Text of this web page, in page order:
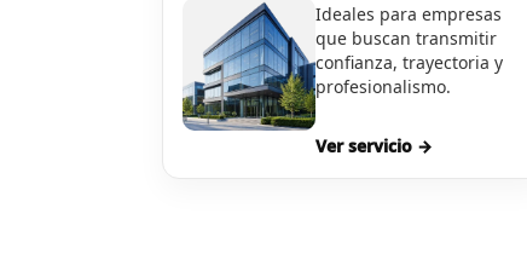
Ideales para empresas
que buscan transmitir
confianza, trayectoria y
profesionalismo.
Ver servicio →